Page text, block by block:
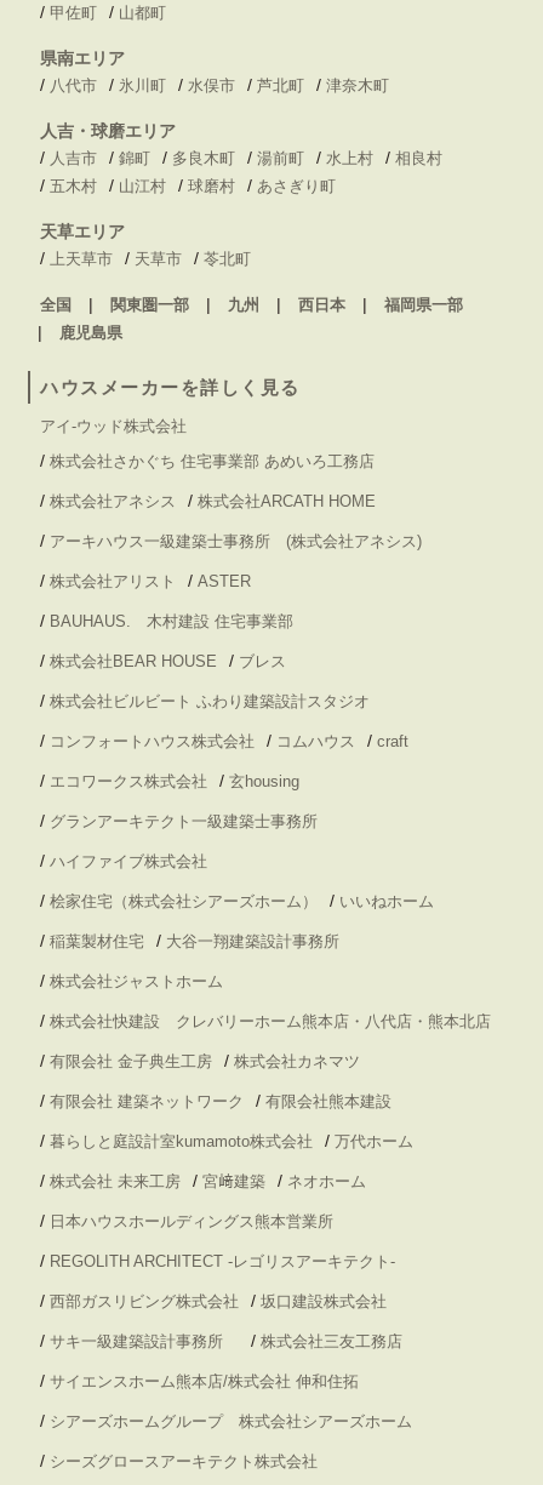
/ 甲佐町 / 山都町
県南エリア
/ 八代市 / 氷川町 / 水俣市 / 芦北町 / 津奈木町
人吉・球磨エリア
/ 人吉市 / 錦町 / 多良木町 / 湯前町 / 水上村 / 相良村
/ 五木村 / 山江村 / 球磨村 / あさぎり町
天草エリア
/
上天草市 / 天草市 / 苓北町
全国 関東圏一部 九州 西日本
福岡県一部
鹿児島県
ハウスメーカーを詳しく見る
アイ-ウッド株式会社
/ 株式会社さかぐち 住宅事業部 あめいろ工務店
/ 株式会社アネシス / 株式会社ARCATH HOME
/ アーキハウス一級建築士事務所 (株式会社アネシス)
/ 株式会社アリスト / ASTER
/ BAUHAUS. 木村建設 住宅事業部
/ 株式会社BEAR HOUSE / ブレス
/ 株式会社ビルビート ふわり建築設計スタジオ
/ コンフォートハウス株式会社 / コムハウス / craft
/ エコワークス株式会社 / 玄housing
/ グランアーキテクト一級建築士事務所
/ ハイファイブ株式会社
/ 桧家住宅（株式会社シアーズホーム） / いいねホーム
/ 稲葉製材住宅 / 大谷一翔建築設計事務所
/ 株式会社ジャストホーム
/ 株式会社快建設 クレバリーホーム熊本店・八代店・熊本北店
/ 有限会社 金子典生工房 / 株式会社カネマツ
/ 有限会社 建築ネットワーク / 有限会社熊本建設
/ 暮らしと庭設計室kumamoto株式会社 / 万代ホーム
/ 株式会社 未来工房 / 宮﨑建築 / ネオホーム
/ 日本ハウスホールディングス熊本営業所
/ REGOLITH ARCHITECT -レゴリスアーキテクト-
/ 西部ガスリビング株式会社 / 坂口建設株式会社
/ サキ一級建築設計事務所 / 株式会社三友工務店
/ サイエンスホーム熊本店/株式会社 伸和住拓
/ シアーズホームグループ 株式会社シアーズホーム
/ シーズグロースアーキテクト株式会社